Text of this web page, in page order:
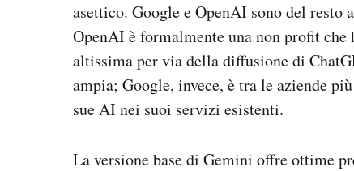
asettico. Google e OpenAI sono del
OpenAI è formalmente una non profit
altissima per via della diffusione di
ampia; Google, invece, è tra le aziende
sue AI nei suoi servizi esistenti.
La versione base di Gemini offre ottime